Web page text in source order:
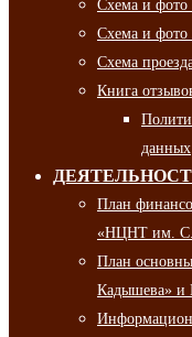
Схема и фото
Схема и фото
Схема
Книга
данных
План
«НЦНТ им.
План
Кадышева» и